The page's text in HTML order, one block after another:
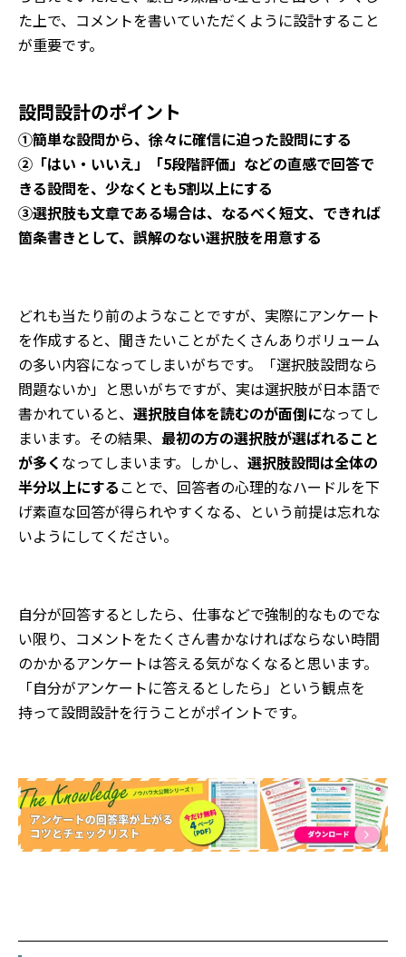
た上で、コメントを書いていただくように設計すること
が重要です。
設問設計のポイント
①簡単な設問から、徐々に確信に迫った設問にする
②「はい・いいえ」「5段階評価」などの直感で回答で
きる設問を、少なくとも5割以上にする
③選択肢も文章である場合は、なるべく短文、できれば
箇条書きとして、誤解のない選択肢を用意する
どれも当たり前のようなことですが、実際にアンケート
を作成すると、聞きたいことがたくさんありボリューム
の多い内容になってしまいがちです。「選択肢設問なら
問題ないか」と思いがちですが、実は選択肢が日本語で
書かれていると、 選択肢自体を読むのが面倒になってし
まいます。その結果、 最初の方の選択肢が選ばれること
が多く なってしまいます。しかし、 選択肢設問は全体の
半分以上にすることで、回答者の心理的なハードルを下
げ素直な回答が得られやすくなる、という前提は忘れな
いようにしてください。
自分が回答するとしたら、仕事などで強制的なものでな
い限り、コメントをたくさん書かなければならない時間
のかかるアンケートは答える気がなくなると思います。
「自分がアンケートに答えるとしたら」という観点を
持って設問設計を行うことがポイントです。